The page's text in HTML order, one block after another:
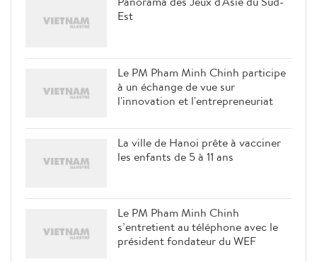
Le PM Pham Minh Chinh participe
à un échange de vue sur
l'innovation et l'entrepreneuriat
Le PM Pham Minh Chinh
s’entretient au téléphone avec le